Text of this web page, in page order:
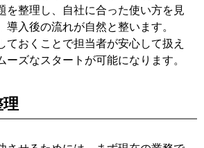
を整理し、自社に合った使い方を見
導入後の流れが自然と整います。
ておくことで担当者が安心して扱え
ーズなスタートが可能になります。